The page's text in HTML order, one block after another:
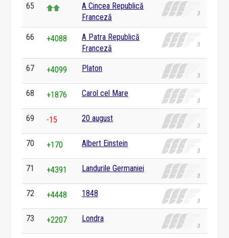
65
A Cincea Republică
Franceză
66 +4088
A Patra Republică
Franceză
67 +4099 Platon
68 +1876 Carol cel Mare
69 -15 20 august
70 +170 Albert Einstein
71 +4391 Landurile Germaniei
72 +4448 1848
73 +2207 Londra